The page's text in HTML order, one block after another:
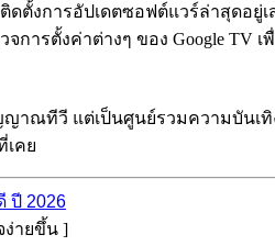
ดตั้งการอัปเดตซอฟต์แวร์ล่าสุดอยู่
จการตั้งค่าต่างๆ ของ Google
ญาณทีวี แต่เป็นศูนย์รวมความบัน
คย
ปี 2026
ายขึ้น ]